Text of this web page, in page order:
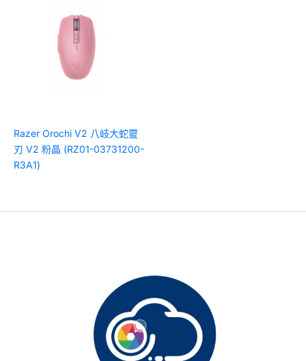
Razer Orochi V2 八岐大蛇靈
刃 V2 粉晶 (RZ01-03731200-
R3A1)